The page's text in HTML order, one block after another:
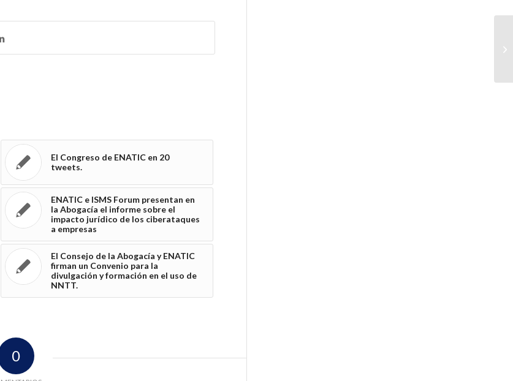
El Congreso de ENATIC en 20
tweets.
ENATIC e ISMS Forum presentan en
la Abogacía el informe sobre el
impacto jurídico de los ciberataques
a empresas
El Consejo de la Abogacía y ENATIC
firman un Convenio para la
divulgación y formación en el uso de
NNTT.
0